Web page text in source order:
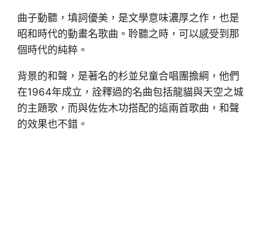
曲子動聽，填詞優美，是文學意味濃厚之作，也是
昭和時代的動畫名歌曲。聆聽之時，可以感受到那
個時代的純粹。
背景的和聲，是著名的杉並兒童合唱團擔綱，他們
在1964年成立，詮釋過的名曲包括龍貓與天空之城
的主題歌，而與佐佐木功搭配的這兩首歌曲，和聲
的效果也不錯。